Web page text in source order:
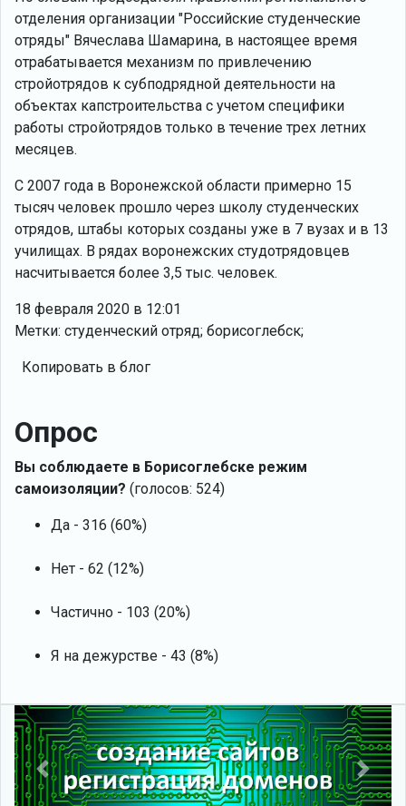
отделения организации "Российские студенческие
отряды" Вячеслава Шамарина, в настоящее время
отрабатывается механизм по привлечению
стройотрядов к субподрядной деятельности на
объектах капстроительства с учетом специфики
работы стройотрядов только в течение трех летних
месяцев.
С 2007 года в Воронежской области примерно 15
тысяч человек прошло через школу студенческих
отрядов, штабы которых созданы уже в 7 вузах и в 13
училищах. В рядах воронежских студотрядовцев
насчитывается более 3,5 тыс. человек.
18 февраля 2020 в 12:01
Метки: студенческий отряд; борисоглебск;
Копировать в блог
Опрос
Вы соблюдаете в Борисоглебске режим
самоизоляции? (голосов: 524)
Да - 316 (60%)
Нет - 62 (12%)
Частично - 103 (20%)
Я на дежурстве - 43 (8%)
Previous Next